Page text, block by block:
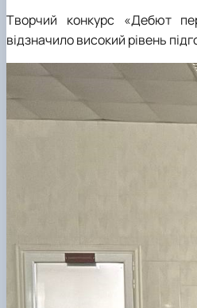
Творчий конкурс «Дебют
відзначило високий рівень